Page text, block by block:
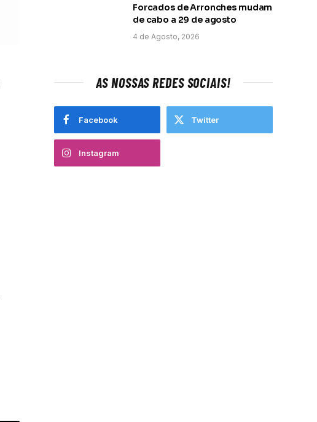
Forcados de Arronches mudam
de cabo a 29 de agosto
4 de Agosto, 2026
AS NOSSAS REDES SOCIAIS!
Facebook Twitter
Instagram